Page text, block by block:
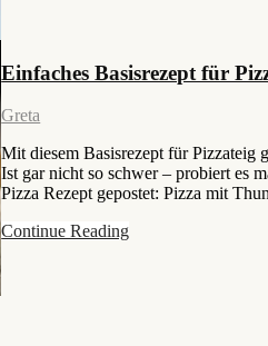
Einfaches Basisrezept für
Greta
Mit diesem Basisrezept für Pizzateig
Ist gar nicht so schwer – probiert es
Pizza Rezept gepostet: Pizza mit
Continue Reading